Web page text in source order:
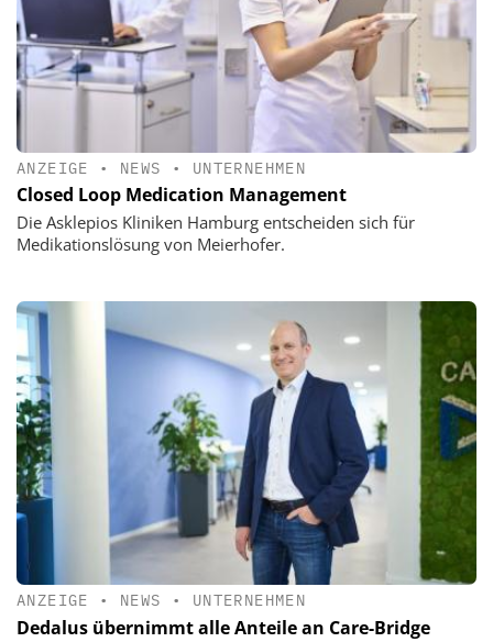
ANZEIGE • NEWS • UNTERNEHMEN
Closed Loop Medication Management
Die Asklepios Kliniken Hamburg entscheiden sich für
Medikationslösung von Meierhofer.
ANZEIGE • NEWS • UNTERNEHMEN
Dedalus übernimmt alle Anteile an Care-Bridge